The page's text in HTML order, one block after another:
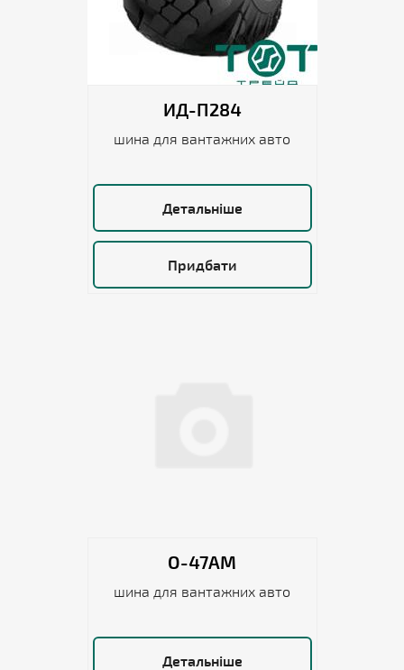
ИД-П284
шина для вантажних авто
Детальніше
Придбати
О-47АM
шина для вантажних авто
Детальніше